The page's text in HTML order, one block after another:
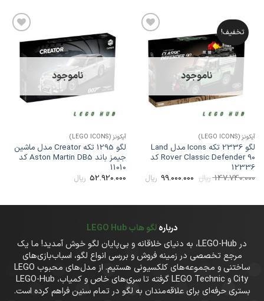
تخفیف! افزودن
به
علاقه
مندی
ناموجود
آیکونز (LEGO ICONS)
لگو 2336 تکه Icons مدل Land
Rover Classic Defender 90 کد
12336
147.740.000 ریال قیمت
اصلی
99.000.000 ریالقیمت
فعلی
افزودن
به
علاقه
مندی
ناموجود
آیکونز (LEGO ICONS)
لگو 1295 تکه Creator مدل ماشین
جیمز باند Aston Martin DB5 کد
11010
52.920.000 ریال
دربارهلگو هاب LEGO Hub
در LEGO-Hub، به دنیای خلاقانه و بی‌پایان لگو خوش آمدید! ما یک
مرجع تخصصی در زمینه فروش و بررسی انواع لگو، اسباب‌بازی‌های
ساختنی و مجموعه‌های کلکسیونی هستیم. از مدل‌های محبوب LEGO
City و LEGO Technic گرفته تا سری‌های خاص و کمیاب، LEGO-Hub
بستری حرفه‌ای برای علاقه‌مندان به لگو در تمام سنین فراهم کرده است.